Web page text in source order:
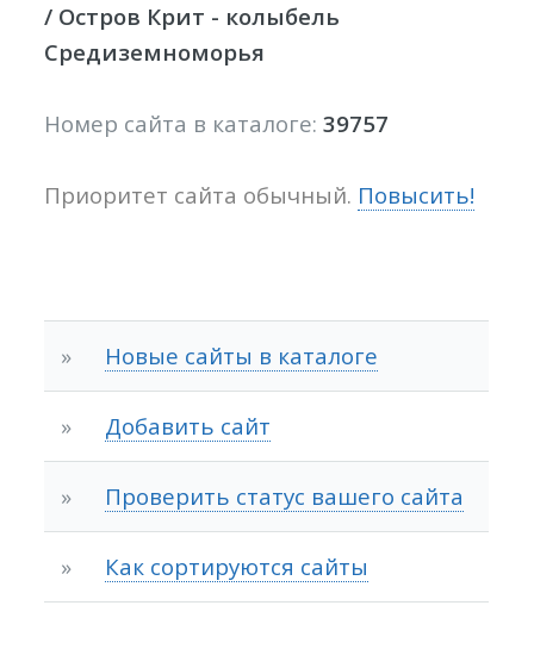
/ Остров Крит - колыбель
Средиземноморья
Номер сайта в каталоге:39757
Приоритет сайта обычный. Повысить!
» Новые сайты в каталоге
» Добавить сайт
» Проверить статус вашего сайта
» Как сортируются сайты